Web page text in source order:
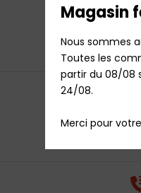
Paiement
par CB /
Magasin
Nous sommes
Toutes les
partir du 08/08
24/08.
Merci pour